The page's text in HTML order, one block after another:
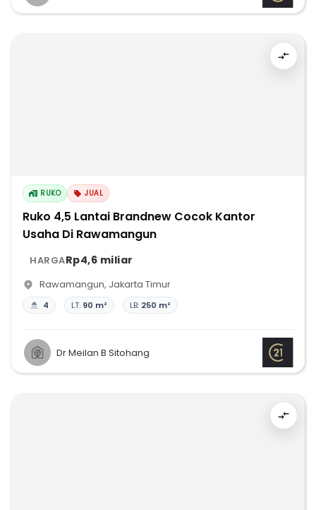
RUKO JUAL
Ruko 4,5 Lantai Brandnew Cocok Kantor
Usaha Di Rawamangun
HARGARp4,6 miliar
Rawamangun, Jakarta Timur
4 LT: 90 m² LB: 250 m²
Dr Meilan B Sitohang